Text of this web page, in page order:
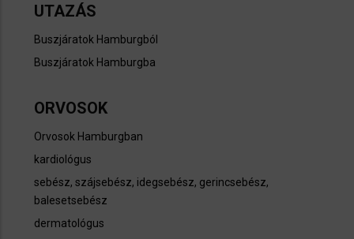
UTAZÁS
Buszjáratok Hamburgból
Buszjáratok Hamburgba
ORVOSOK
Orvosok Hamburgban
kardiológus
sebész, szájsebész, idegsebész, gerincsebész,
balesetsebész
dermatológus